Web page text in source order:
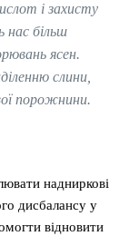
і захисту
нас більш
ясен.
слини,
порожнини.
надниркові
дисбалансу у
відновити